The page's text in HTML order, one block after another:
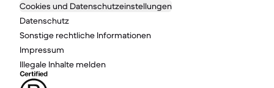
Cookies und Datenschutzeinstellungen
Datenschutz
Sonstige rechtliche Informationen
Impressum
Illegale Inhalte melden